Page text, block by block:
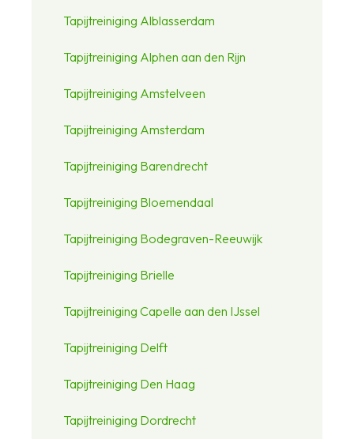
Tapijtreiniging Alblasserdam
Tapijtreiniging Alphen aan den Rijn
Tapijtreiniging Amstelveen
Tapijtreiniging Amsterdam
Tapijtreiniging Barendrecht
Tapijtreiniging Bloemendaal
Tapijtreiniging Bodegraven-Reeuwijk
Tapijtreiniging Brielle
Tapijtreiniging Capelle aan den IJssel
Tapijtreiniging Delft
Tapijtreiniging Den Haag
Tapijtreiniging Dordrecht